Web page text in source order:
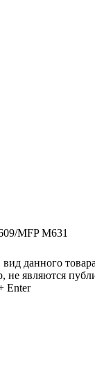
­MFP M631
данного
являются
Enter